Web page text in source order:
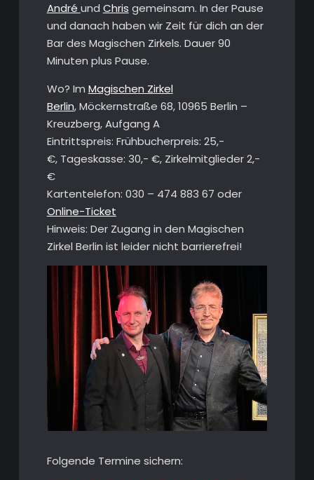
André und Chris gemeinsam. In der Pause
und danach haben wir Zeit für dich an der
Bar des Magischen Zirkels. Dauer 90
Minuten plus Pause.
Wo? Im Magischen Zirkel
Berlin, Möckernstraße 68, 10965 Berlin –
Kreuzberg, Aufgang A
Eintrittspreis: Frühbucherpreis: 25,-
€, Tageskasse: 30,- €, Zirkelmitglieder 2,-
€
Kartentelefon: 030 – 474 883 67 oder
Online-Ticket
Hinweis: Der Zugang in den Magischen
Zirkel Berlin ist leider nicht barrierefrei!
Folgende Termine sichern: